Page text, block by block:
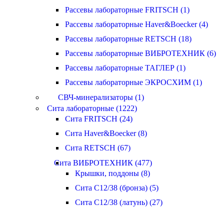
Рассевы лабораторные FRITSCH (1)
Рассевы лабораторные Haver&Boecker (4)
Рассевы лабораторные RETSCH (18)
Рассевы лабораторные ВИБРОТЕХНИК (6)
Рассевы лабораторные ТАГЛЕР (1)
Рассевы лабораторные ЭКРОСХИМ (1)
СВЧ-минерализаторы (1)
Сита лабораторные (1222)
Сита FRITSCH (24)
Сита Haver&Boecker (8)
Сита RETSCH (67)
Сита ВИБРОТЕХНИК (477)
Крышки, поддоны (8)
Сита С12/38 (бронза) (5)
Сита С12/38 (латунь) (27)